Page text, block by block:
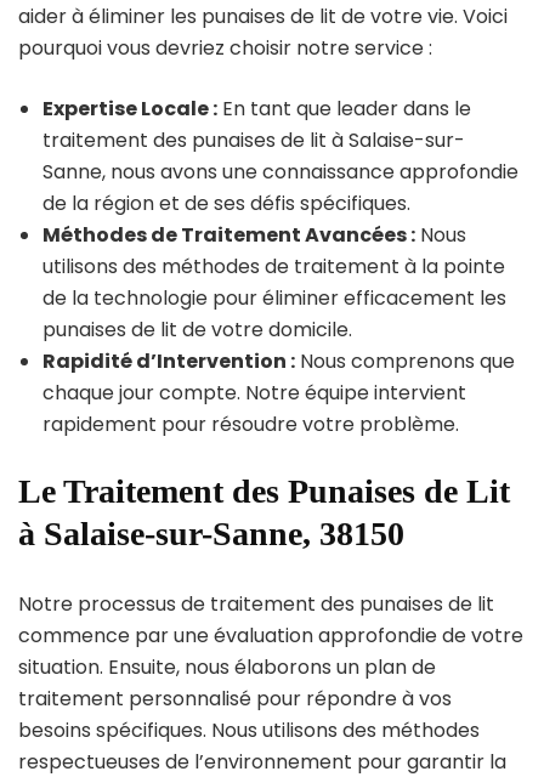
aider à éliminer les punaises de lit de votre vie. Voici
pourquoi vous devriez choisir notre service :
Expertise Locale : En tant que leader dans le
traitement des punaises de lit à Salaise-sur-
Sanne, nous avons une connaissance approfondie
de la région et de ses défis spécifiques.
Méthodes de Traitement Avancées : Nous
utilisons des méthodes de traitement à la pointe
de la technologie pour éliminer efficacement les
punaises de lit de votre domicile.
Rapidité d’Intervention : Nous comprenons que
chaque jour compte. Notre équipe intervient
rapidement pour résoudre votre problème.
Le Traitement des Punaises de Lit
à Salaise-sur-Sanne, 38150
Notre processus de traitement des punaises de lit
commence par une évaluation approfondie de votre
situation. Ensuite, nous élaborons un plan de
traitement personnalisé pour répondre à vos
besoins spécifiques. Nous utilisons des méthodes
respectueuses de l’environnement pour garantir la